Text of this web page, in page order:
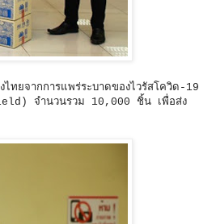
ยจากการแพร่ระบาดของไวรัสโควิด-19
จำนวนรวม 10,000 ชิ้น เพื่อส่ง